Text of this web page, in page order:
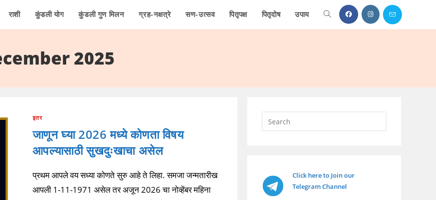
राशी कुंडली योग कुंडली गुण मिलन ग्रह-नक्षत्रे सण-उत्सव पितृपक्ष पितृदोष उपाय Toggle
2025
इतर
जाणून घ्या 2026 मध्ये कोणता विषय
आपल्यासाठी सुखदुःखाचा असेल
प्रथम आपले वय सध्या कोणते सुरु आहे ते लिहा. समजा जन्मतारीख
आपली 1-11-1971 असेल तर अजून 2026 चा नोव्हेंबर महिना
Escape
Click here to Join our
Telegram Channel